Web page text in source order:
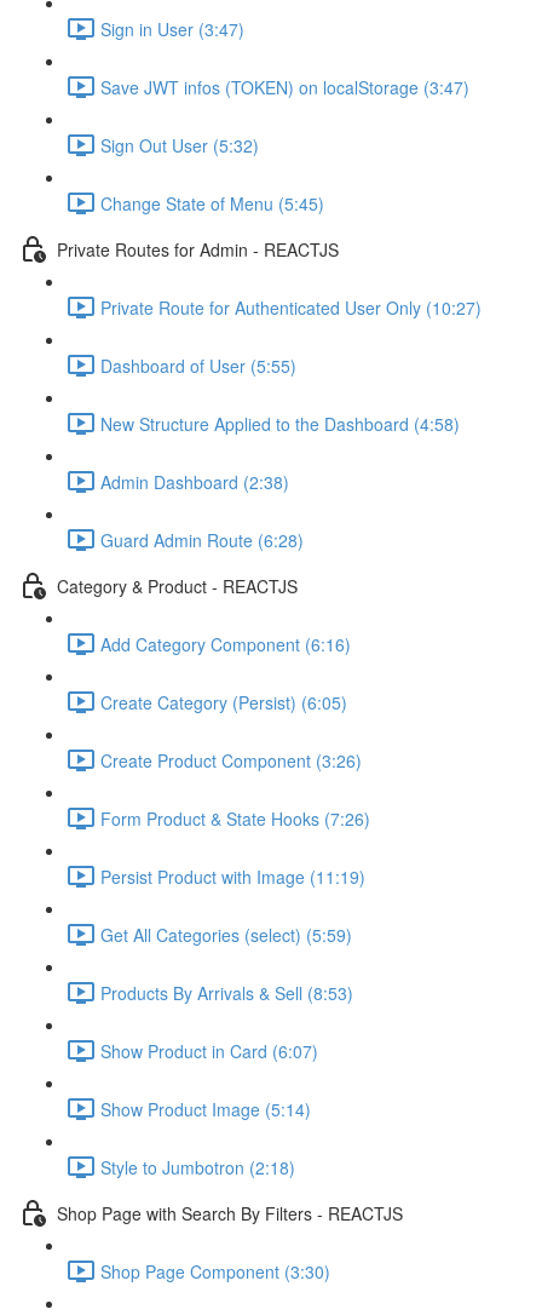
Sign in User (3:47)
Save JWT infos (TOKEN) on localStorage (3:47)
Sign Out User (5:32)
Change State of Menu (5:45)
Private Routes for Admin - REACTJS
Private Route for Authenticated User Only (10:27)
Dashboard of User (5:55)
New Structure Applied to the Dashboard (4:58)
Admin Dashboard (2:38)
Guard Admin Route (6:28)
Category & Product - REACTJS
Add Category Component (6:16)
Create Category (Persist) (6:05)
Create Product Component (3:26)
Form Product & State Hooks (7:26)
Persist Product with Image (11:19)
Get All Categories (select) (5:59)
Products By Arrivals & Sell (8:53)
Show Product in Card (6:07)
Show Product Image (5:14)
Style to Jumbotron (2:18)
Shop Page with Search By Filters - REACTJS
Shop Page Component (3:30)